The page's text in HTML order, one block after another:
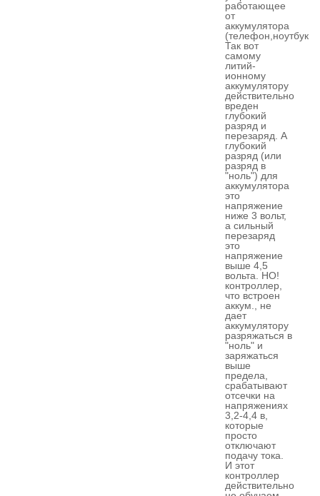
работающее
от
аккумулятора
(телефон,ноутбук..).
Так вот
самому
литий-
ионному
аккумулятору
действительно
вреден
глубокий
разряд и
перезаряд. А
глубокий
разряд (или
разряд в
"ноль") для
аккумулятора
это
напряжение
ниже 3 вольт,
а сильный
перезаряд
это
напряжение
выше 4,5
вольта. НО!
контроллер,
что встроен
аккум., не
дает
аккумулятору
разряжаться в
"ноль" и
заряжаться
выше
предела,
срабатывают
отсечки на
напряжениях
3,2-4,4 в,
которые
просто
отключают
подачу тока.
И этот
контроллер
действительно